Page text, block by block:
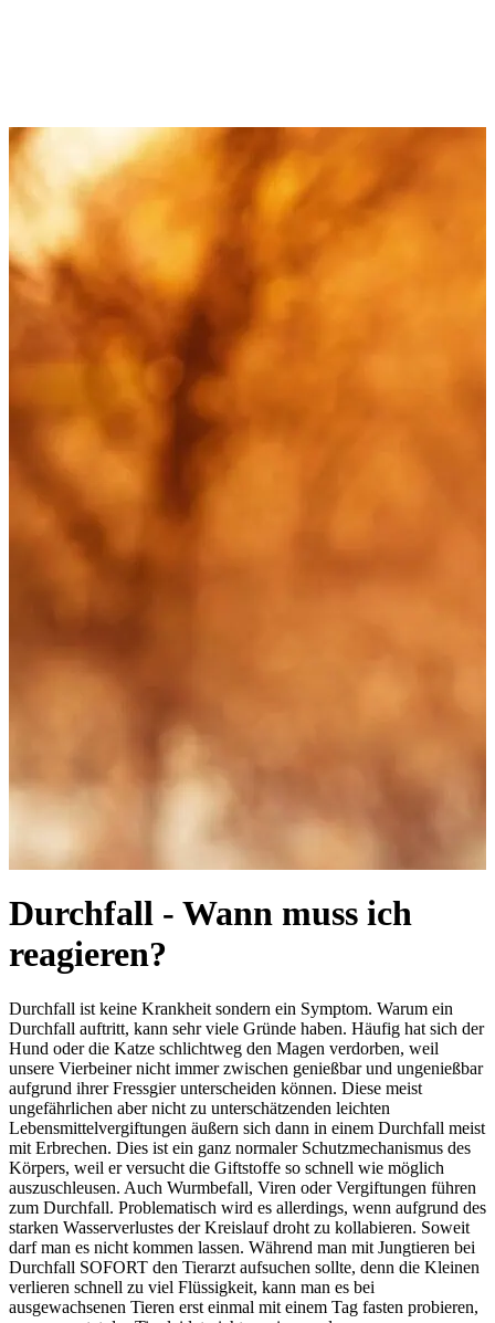
Durchfall - Wann muss ich
reagieren?
Durchfall ist keine Krankheit sondern ein Symptom. Warum ein
Durchfall auftritt, kann sehr viele Gründe haben. Häufig hat sich der
Hund oder die Katze schlichtweg den Magen verdorben, weil
unsere Vierbeiner nicht immer zwischen genießbar und ungenießbar
aufgrund ihrer Fressgier unterscheiden können. Diese meist
ungefährlichen aber nicht zu unterschätzenden leichten
Lebensmittelvergiftungen äußern sich dann in einem Durchfall meist
mit Erbrechen. Dies ist ein ganz normaler Schutzmechanismus des
Körpers, weil er versucht die Giftstoffe so schnell wie möglich
auszuschleusen. Auch Wurmbefall, Viren oder Vergiftungen führen
zum Durchfall. Problematisch wird es allerdings, wenn aufgrund des
starken Wasserverlustes der Kreislauf droht zu kollabieren. Soweit
darf man es nicht kommen lassen. Während man mit Jungtieren bei
Durchfall SOFORT den Tierarzt aufsuchen sollte, denn die Kleinen
verlieren schnell zu viel Flüssigkeit, kann man es bei
ausgewachsenen Tieren erst einmal mit einem Tag fasten probieren,